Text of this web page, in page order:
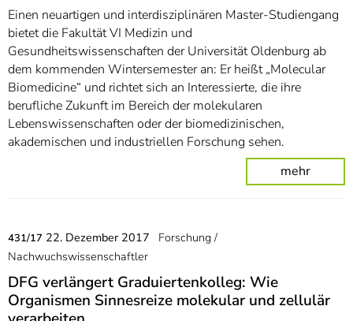
Einen neuartigen und interdisziplinären Master-Studiengang
bietet die Fakultät VI Medizin und
Gesundheitswissenschaften der Universität Oldenburg ab
dem kommenden Wintersemester an: Er heißt „Molecular
Biomedicine“ und richtet sich an Interessierte, die ihre
berufliche Zukunft im Bereich der molekularen
Lebenswissenschaften oder der biomedizinischen,
akademischen und industriellen Forschung sehen.
mehr
431/17 22. Dezember 2017
Forschung /
Nachwuchswissenschaftler
DFG verlängert Graduiertenkolleg: Wie
Organismen Sinnesreize molekular und zellulär